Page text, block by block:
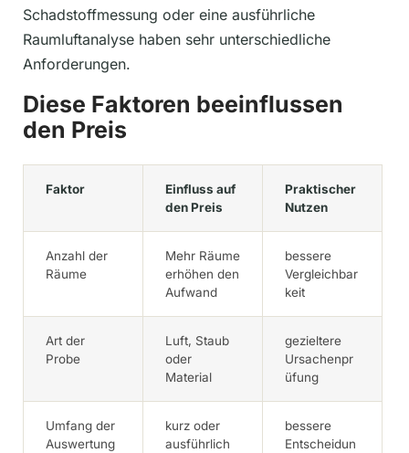
Schadstoffmessung oder eine ausführliche
Raumluftanalyse haben sehr unterschiedliche
Anforderungen.
Diese Faktoren beeinflussen
den Preis
Faktor
Einfluss auf
den Preis
Praktischer
Nutzen
Anzahl der
Räume
Mehr Räume
erhöhen den
Aufwand
bessere
Vergleichbar
keit
Art der
Probe
Luft, Staub
oder
Material
gezieltere
Ursachenpr
üfung
Umfang der
Auswertung
kurz oder
ausführlich
bessere
Entscheidun